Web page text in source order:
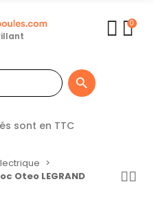
0

sont en TTC
Oteo LEGRAND